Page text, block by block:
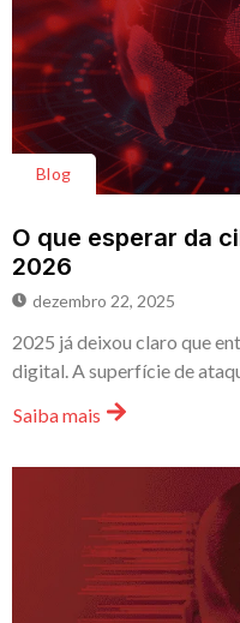
Blog
O que esperar da
2026
dezembro 22, 2025
2025 já deixou claro que
digital. A superfície de
Saiba mais